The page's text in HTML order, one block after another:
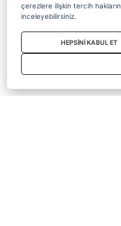
çerezlere ilişkin tercih
inceleyebilirsiniz.
HEPSİNİ KABUL ET